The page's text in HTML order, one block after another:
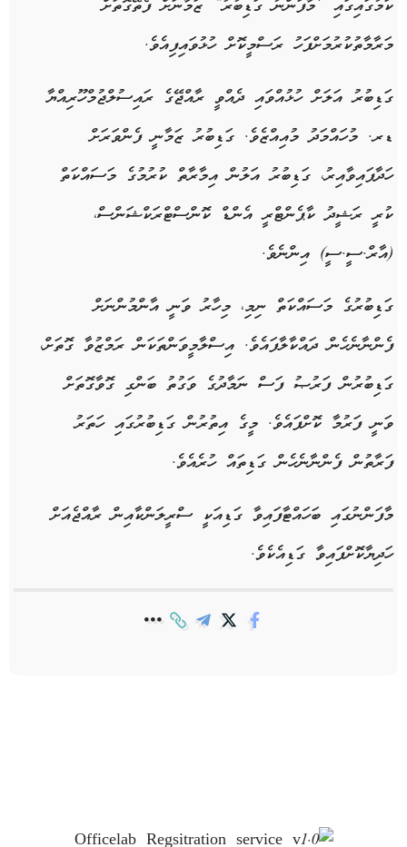
ކަމުގައިގައި “މާފަންނު ގަޑިބުރު” ޒަމާނަށް ފެތޭގޮތަށް
މަރާމާތުކުރުމަށްފަހު ރަސްމީކޮށް ހުޅުވައިފިއެވެ.
ގަޑިބުރު އަލަށް ހުޅުއްވައި ދެއްވީ ރާއްޖޭގެ ރައިސުލްޖުމްހޫރިއްޔާ
ޑރ. މުހައްމަދު މުއިއްޒެވެ. ގަޑިބުރު ޒަމާނީ ފެންވަރަށް
ހަދާފައިވާއިރު، ގަޑިބުރު އަލުން އިމާރާތް ކުރުމުގެ މަސައްކަތް
ކުރީ ރަޝީދު ކާޕެންޓްރީ އެންޑް ކޮންސްޓްރަކްޝަންސް،
(އާރް.ސީ.ސީ) އިންނެވެ.
ގަޑިބުރުގެ މަސައްކަތް ނިމި، މިހާރު ވަނީ އާންމުންނަށް
ފެންނާނެހެން ދައްކާލާފައެވެ. އިސްލާމީވަންތަކަން ރަމްޒުވާ ގޮތަށް،
ގަޑިބުރުން ފަރުޞު ފަސް ނަމާދުގެ ވަގުތު ބަންގި ގޮވާގޮތަށް
ވަނީ ފަރުމާ ކޮށްފައެވެ. މީގެ އިތުރުން ގަޑިބުރުގައި ހަތަރު
ފަރާތުން ފެންނާނެހެން ގަޑިތައް ހުރެއެވެ.
މާފަންނުގައި ބަހައްޓާފައިވާ ގަޑިއަކީ ސްރީލަންކާއިން ރާއްޖެއަށް
ހަދިޔާކޮށްފައިވާ ގަޑިއެކެވެ.